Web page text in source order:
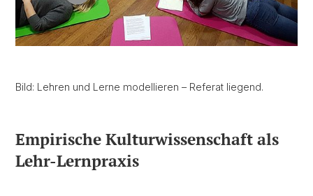
Bild: Lehren und Lerne modellieren – Referat liegend.
Empirische Kulturwissenschaft als
Lehr-Lernpraxis